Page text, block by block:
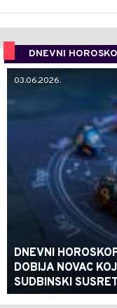
DNEVNI
03.06.2026.
DNEVNI
DOBIJA NOVAC
SUDBINSKI